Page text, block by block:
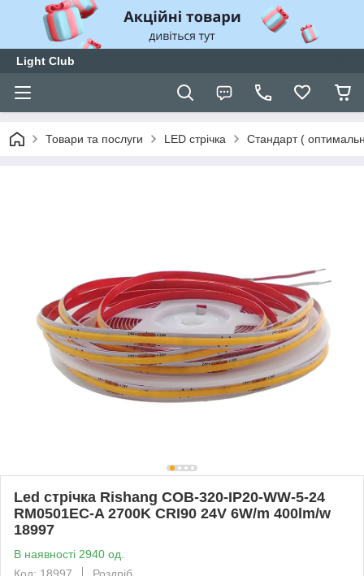
Light Club
Товари та послуги LED стрічка Стандарт (
Led стрічка Rishang COB-320-IP20-WW-5-24
RM0501EC-A 2700K CRI90 24V 6W/m 400lm/w
18997
В наявності 2940 од.
Код: 18997
Роздріб